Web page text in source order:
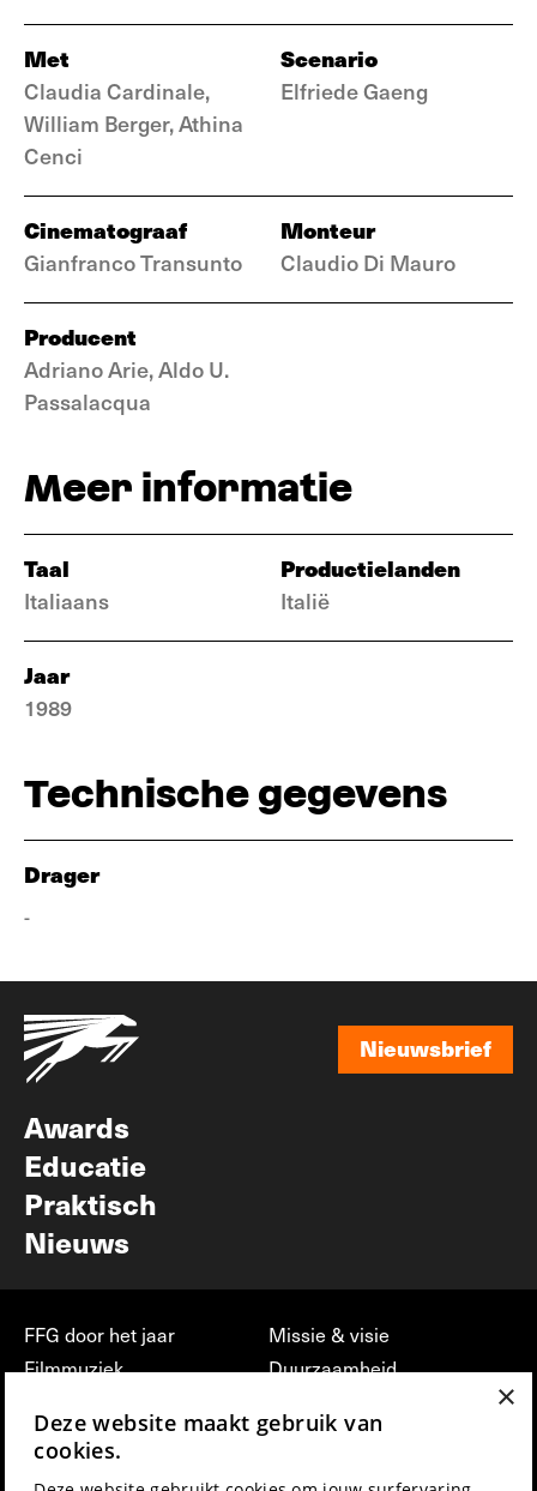
Met
Claudia Cardinale,
William Berger, Athina
Cenci
Scenario
Elfriede Gaeng
Cinematograaf
Gianfranco Transunto
Monteur
Claudio Di Mauro
Producent
Adriano Arie, Aldo U.
Passalacqua
Meer informatie
Taal
Italiaans
Productielanden
Italië
Jaar
1989
Technische gegevens
Drager
-
Nieuwsbrief
Awards
Educatie
Praktisch
Nieuws
FFG door het jaar
Filmmuziek
Press & Industry
Missie & visie
Duurzaamheid
vrijwilligerswerk bij FFG
×
Deze website maakt gebruik van
cookies.